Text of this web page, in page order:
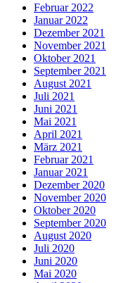
Februar 2022
Januar 2022
Dezember 2021
November 2021
Oktober 2021
September 2021
August 2021
Juli 2021
Juni 2021
Mai 2021
April 2021
März 2021
Februar 2021
Januar 2021
Dezember 2020
November 2020
Oktober 2020
September 2020
August 2020
Juli 2020
Juni 2020
Mai 2020